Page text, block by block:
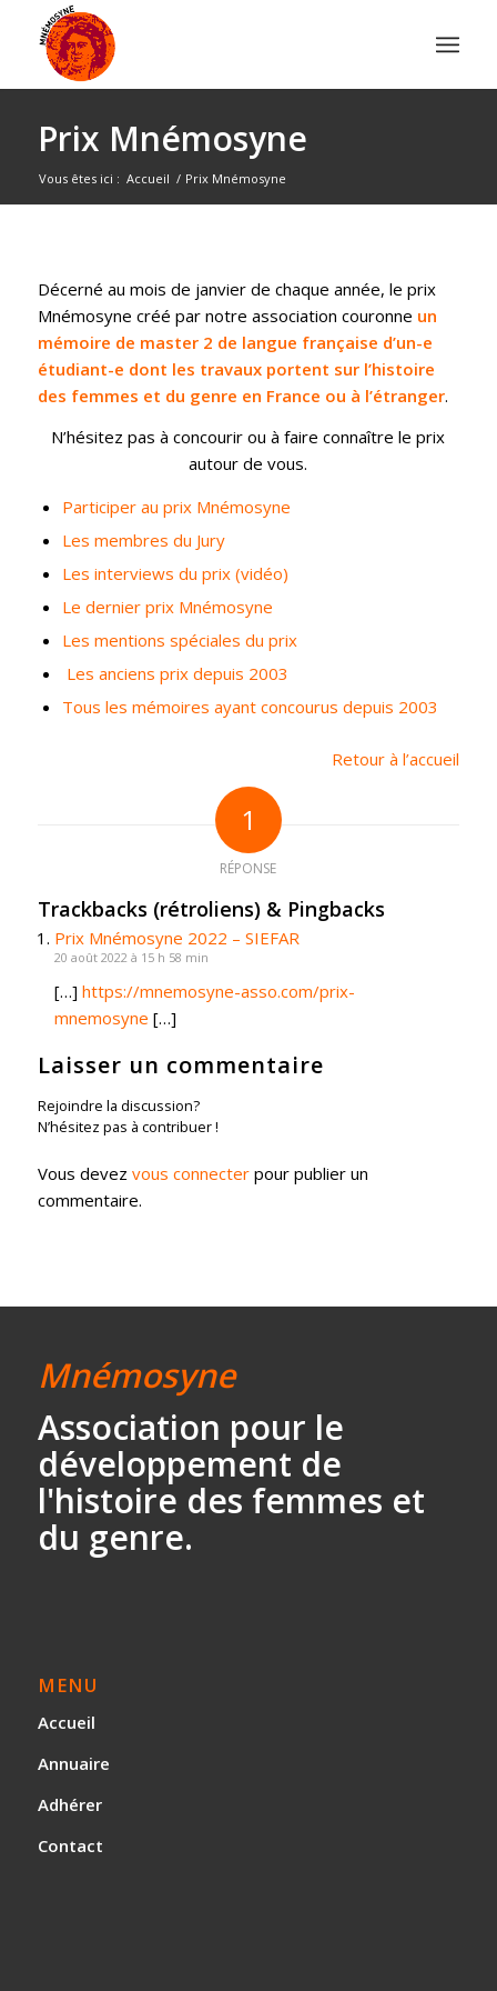
Prix Mnémosyne
Vous êtes ici : Accueil / Prix Mnémosyne
Décerné au mois de janvier de chaque année, le prix
Mnémosyne créé par notre association couronne un
mémoire de master 2 de langue française d’un-e
étudiant-e dont les travaux portent sur l’histoire
des femmes et du genre en France ou à l’étranger.
N’hésitez pas à concourir ou à faire connaître le prix
autour de vous.
Participer au prix Mnémosyne
Les membres du Jury
Les interviews du prix (vidéo)
Le dernier prix Mnémosyne
Les mentions spéciales du prix
Les anciens prix depuis 2003
Tous les mémoires ayant concourus depuis 2003
Retour à l’accueil
1
RÉPONSE
Trackbacks (rétroliens) & Pingbacks
Prix Mnémosyne 2022 – SIEFAR
20 août 2022 à 15 h 58 min
[…] https://mnemosyne-asso.com/prix-
mnemosyne […]
Laisser un commentaire
Rejoindre la discussion?
N’hésitez pas à contribuer !
Vous devez vous connecterpour publier un
commentaire.
Mnémosyne
Association pour le
développement de
l'histoire des femmes et
du genre.
MENU
Accueil
Annuaire
Adhérer
Contact